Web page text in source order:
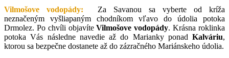
Vilmošove vodopády:
Za Savanou sa vyberte od kríža
neznačeným vyšliapaným chodníkom vľavo do údolia potoka
Drmolez. Po chvíli objavíteVilmošove vodopády. Krásna roklinka
potoka Vás následne navedie až do Marianky ponad Kalváriu,
ktorou sa bezpečne dostanete až do zázračného Mariánskeho údolia.